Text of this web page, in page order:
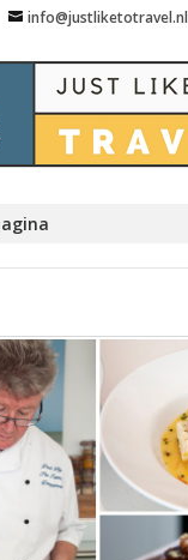
info@justliketotravel.nl